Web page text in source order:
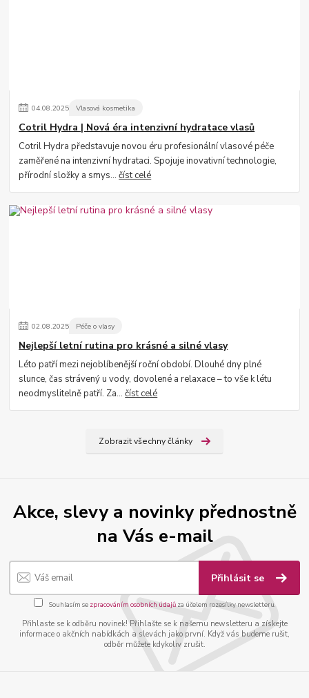
04.08.2025 Vlasová kosmetika
Cotril Hydra | Nová éra intenzivní hydratace vlasů
Cotril Hydra představuje novou éru profesionální vlasové péče
zaměřené na intenzivní hydrataci. Spojuje inovativní technologie,
přírodní složky a smys...číst celé
02.08.2025 Péče o vlasy
Nejlepší letní rutina pro krásné a silné vlasy
Léto patří mezi nejoblíbenější roční období. Dlouhé dny plné
slunce, čas strávený u vody, dovolené a relaxace – to vše k létu
neodmyslitelně patří. Za...číst celé
Zobrazit všechny články
Akce, slevy a novinky přednostně
na Vás e-mail
Přihlásit se
Souhlasím se zpracováním osobních údajůza účelem rozesílky newsletteru.
Přihlaste se k odběru novinek! Přihlašte se k našemu newsletteru a získejte
informace o akčních nabídkách a slevách jako první. Když vás budeme rušit,
odběr můžete kdykoliv zrušit.